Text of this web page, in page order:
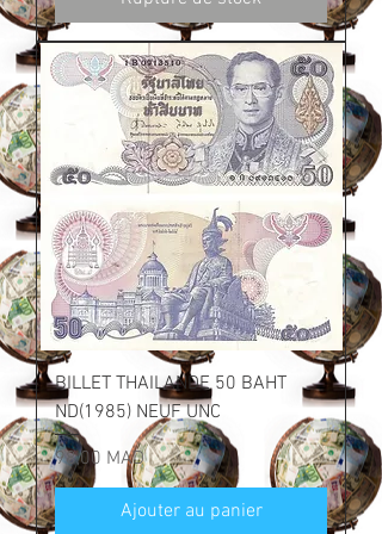
BILLET THAILANDE 50 BAHT
ND(1985) NEUF UNC
Prix
98,00 MAD
Ajouter au panier